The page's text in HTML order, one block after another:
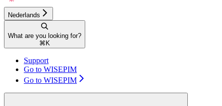
Nederlands
What are you looking for?
⌘ K
Support
Go to WISEPIM
Go to WISEPIM